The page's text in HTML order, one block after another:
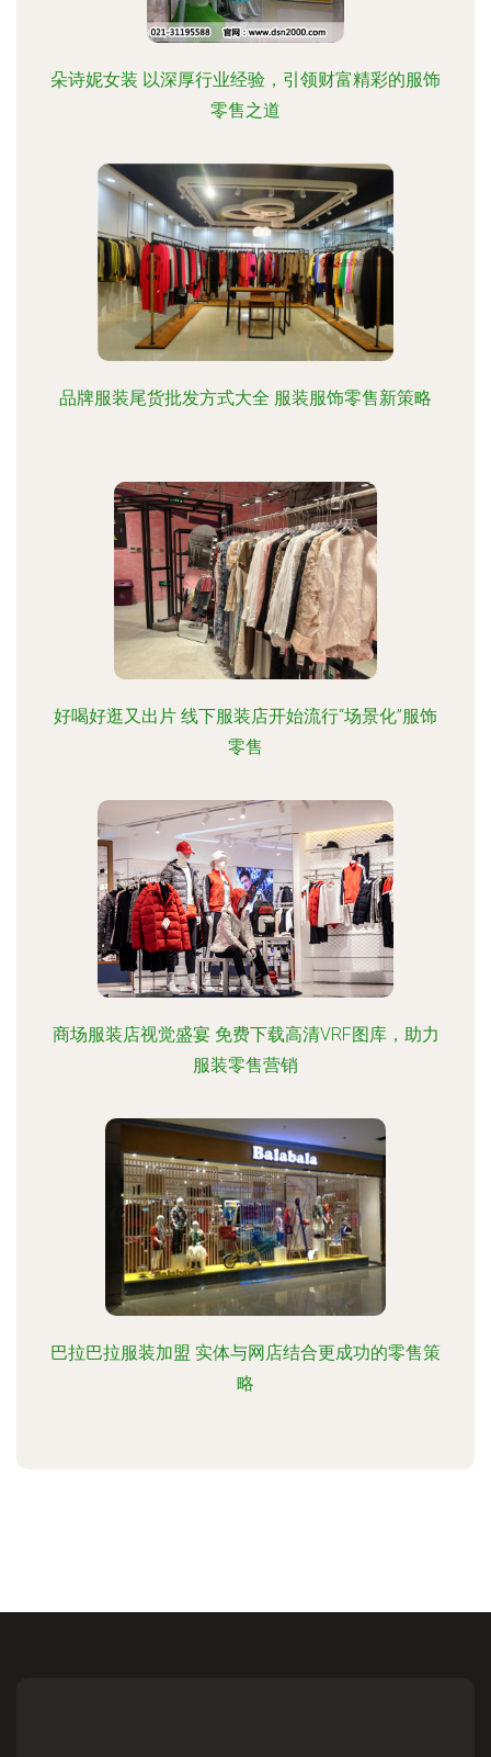
朵诗妮女装 以深厚行业经验，引领财富精彩的服饰
零售之道
品牌服装尾货批发方式大全 服装服饰零售新策略
好喝好逛又出片 线下服装店开始流行“场景化”服饰
零售
商场服装店视觉盛宴 免费下载高清VRF图库，助力
服装零售营销
巴拉巴拉服装加盟 实体与网店结合更成功的零售策
略